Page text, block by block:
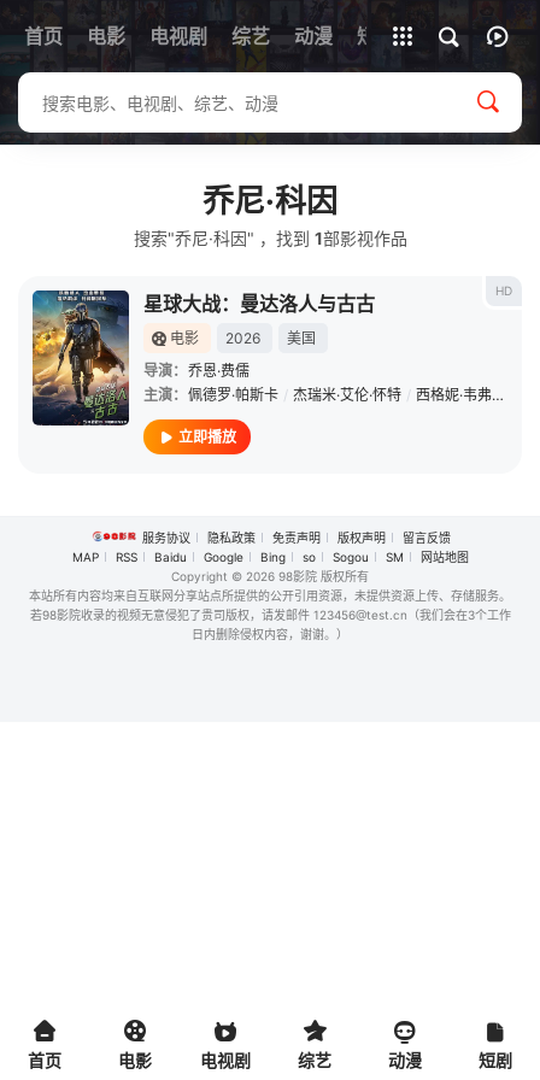
首页 电影 电视剧 综艺 动漫 短剧
全部影片
乔尼·科因
搜索"乔尼·科因" ，找到 1部影视作品
HD
星球大战：曼达洛人与古古
电影 2026
美国
导演： 乔恩·费儒
主演： 佩德罗·帕斯卡 / 杰瑞米·艾伦·怀特 / 西格妮·韦弗 /
立即播放
服务协议 隐私政策 免责声明 版权声明
留言反馈
MAP
RSS Baidu Google Bing so Sogou SM
网站地图
Copyright © 2026 98影院 版权所有
本站所有内容均来自互联网分享站点所提供的公开引用资源，未提供资源上传、存储服务。
若98影院收录的视频无意侵犯了贵司版权，请发邮件 123456@test.cn（我们会在3个工作
日内删除侵权内容，谢谢。）
首页 电影 电视剧 综艺 动漫 短剧